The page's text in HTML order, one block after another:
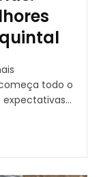
todo o